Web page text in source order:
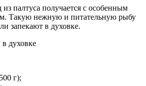
палтуса получается с особенным
Такую нежную и питательную рыбу
запекают в духовке.
г);